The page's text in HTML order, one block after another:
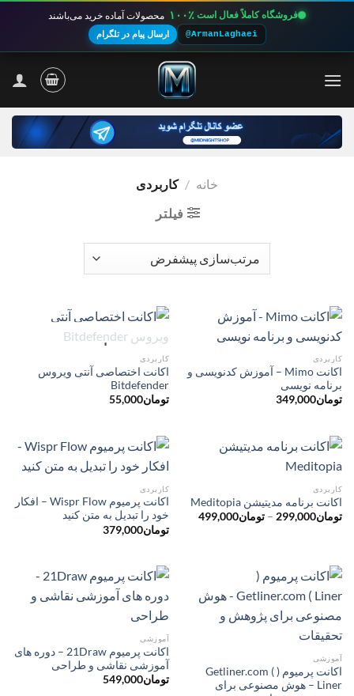
فروشگاه کاملاً فعال است ۱۰۰٪ محصولات آماده خرید می‌باشند
@ArmanLaghaei ارسال پیام در تلگرام
خانه / کاربردی
فیلتر
کاربردی
اکانت Mimo – آموزش کدنویسی و
برنامه نویسی
تومان349,000
ناموجود
کاربردی
اکانت اختصاصی آنتی ویروس
Bitdefender
تومان55,000
کاربردی
اکانت برنامه مدیتیشن Meditopia
تومان299,000
– تومان499,000محدوده
تومان299,000
کاربردی
اکانت پرمیوم Wispr Flow – افکار
خود را تبدیل به متن کنید
تومان379,000
آموزشی
اکانت پرمیوم ( Getliner.com (
Liner – هوش مصنوعی برای
آموزشی
اکانت پرمیوم 21Draw – دوره های
آموزشی نقاشی و طراحی
تومان549,000